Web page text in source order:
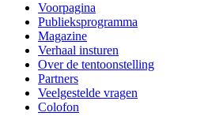
Voorpagina
Publieksprogramma
Magazine
Verhaal insturen
Over de tentoonstelling
Partners
Veelgestelde vragen
Colofon